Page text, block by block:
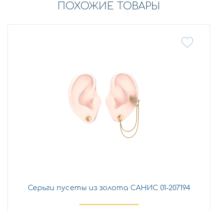
ПОХОЖИЕ ТОВАРЫ
Серьги пусеты из золота САНИС 01-207194